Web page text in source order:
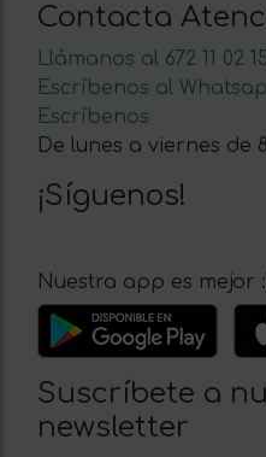
Contacta
Llámanos al 672 11 02
Escríbenos al
Escríbenos
De lunes a viernes de
¡Síguenos!
Nuestra app es mejor
Suscríbete a
newsletter